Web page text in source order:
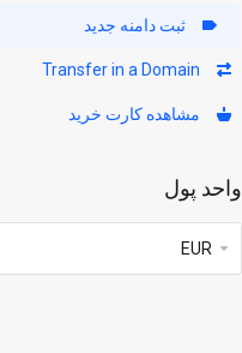
ثبت دامنه جدید
مشاهده کارت خرید
واحد پول